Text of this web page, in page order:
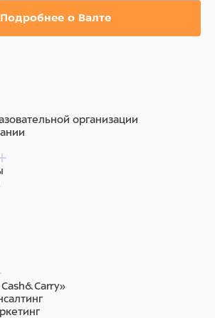
Подробнее о Валте
организации